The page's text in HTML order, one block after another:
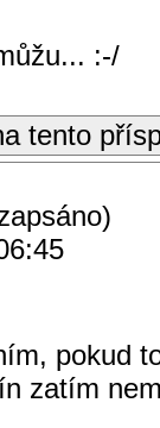
:-/
tento
pokud
zatím